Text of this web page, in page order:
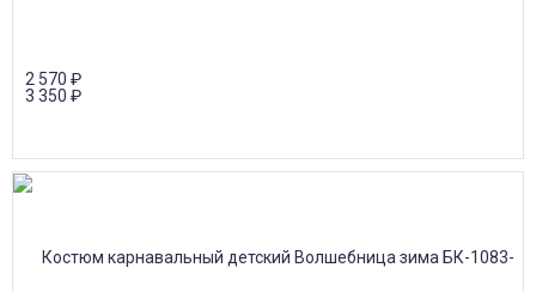
2 570 ₽
3 350 ₽